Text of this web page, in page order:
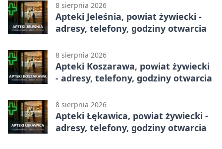
8 sierpnia 2026
Apteki Jeleśnia, powiat żywiecki -
adresy, telefony, godziny otwarcia
8 sierpnia 2026
Apteki Koszarawa, powiat żywiecki
- adresy, telefony, godziny otwarcia
8 sierpnia 2026
Apteki Łękawica, powiat żywiecki -
adresy, telefony, godziny otwarcia